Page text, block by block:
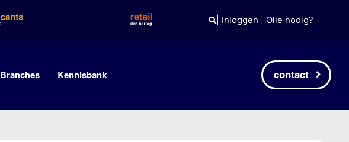
| Inloggen Olie nodig?
Branches Kennisbank contact